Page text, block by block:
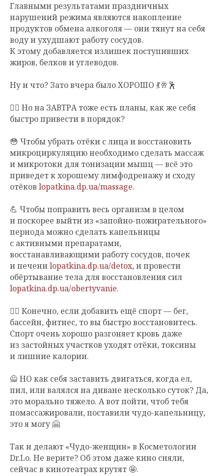
Главными результатами праздничных
нарушений режима являются накопление
продуктов обмена алкоголя — они тянут на себя
воду и ухудшают работу сосудов.
К этому добавляется излишек поступивших
жиров, белков и углеводов.
Ну и что? Зато вчера было ХОРОШО 💃🥂🕺
👯‍♀️ Но на ЗАВТРА тоже есть планы, как же себя
быстро привести в порядок?
😳 Чтобы убрать отёки с лица и восстановить
микроциркуляцию необходимо сделать массаж
и микротоки для тонизации мышц — всё это
приведет к хорошему лимфодренажу и сходу
отёков lopatkina.dp.ua/massage.
💪 Чтобы поправить весь организм в целом
и поскорее выйти из «запойно-пожирательного»
периода можно сделать капельницы
с активными препаратами,
восстанавливающими работу сосудов, почек
и печениlopatkina.dp.ua/detox, и провести
обёртывание тела для восстановления сил
lopatkina.dp.ua/obertyvanie.
🏃‍♀️ Конечно, если добавить ещё спорт — бег,
бассейн, фитнес, то вы быстро восстановитесь.
Спорт очень хорошо разгоняет кровь даже
из застойных участков уходят отёки, токсины
и лишние калории.
🙅 НО как себя заставить двигаться, когда ел,
пил, или валялся на диване несколько суток? Да,
это морально тяжело. А вот пойти, чтоб тебя
помассажировали, поставили чудо-капельницу,
это я могу 🤗
Так и делают «Чудо-женщин» в Косметологии
Dr.Lo. Не верите? Об этом даже кино сняли,
сейчас в кинотеатрах крутят 🤩.